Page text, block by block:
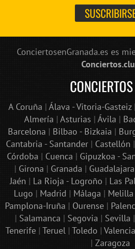
ConciertosenGranada.es es
A Coruña | Álava - Vitoria-Gasteiz|
Almería | Asturias | Ávila |
Barcelona | Bilbao - Bizkaia |
Cantabria - Santander| Castellón |
Córdoba | Cuenca | Gipuzkoa -
| Girona | Granada | Guadalajara
Jaén | La Rioja - Logroño | Las
Lugo | Madrid | Málaga | Melilla
Pamplona-Iruña | Ourense |
| Salamanca | Segovia | Sevilla |
Tenerife| Teruel| Toledo | Valencia
| Zaragoza